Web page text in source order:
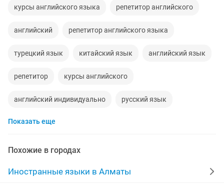
курсы английского языка репетитор английского
английский репетитор английского языка
турецкий язык китайский язык английский язык
репетитор курсы английского
английский индивидуально русский язык
корейский язык
учитель английского языка курсы корейского языка
Показать еще
Похожие в городах
Иностранные языки в Алматы